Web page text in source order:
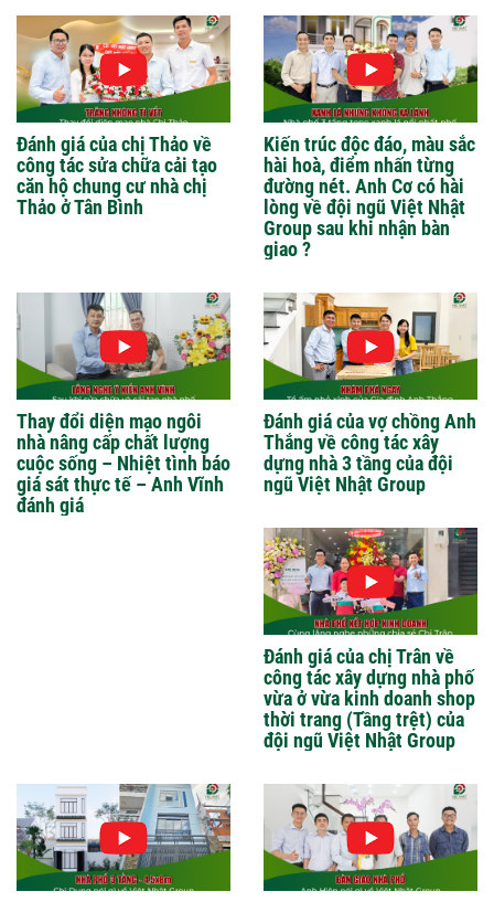
Đánh giá của chị Thảo về
công tác sửa chữa cải tạo
căn hộ chung cư nhà chị
Thảo ở Tân Bình
Kiến trúc độc đáo, màu sắc
hài hoà, điểm nhấn từng
đường nét. Anh Cơ có hài
lòng về đội ngũ Việt Nhật
Group sau khi nhận bàn
giao ?
Thay đổi diện mạo ngôi
nhà nâng cấp chất lượng
cuộc sống – Nhiệt tình báo
giá sát thực tế – Anh Vĩnh
đánh giá
Đánh giá của vợ chồng Anh
Thắng về công tác xây
dựng nhà 3 tầng của đội
ngũ Việt Nhật Group
Đánh giá của chị Trân về
công tác xây dựng nhà phố
vừa ở vừa kinh doanh shop
thời trang (Tầng trệt) của
đội ngũ Việt Nhật Group